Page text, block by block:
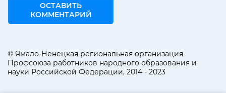
ОСТАВИТЬ
КОММЕНТАРИЙ
© Ямало-Ненецкая региональная организация
Профсоюза работников народного образования и
науки Российской Федерации, 2014 - 2023